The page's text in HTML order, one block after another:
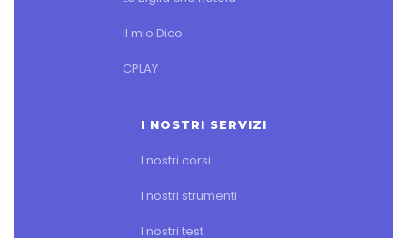
Il mio Dico
CPLAY
I NOSTRI SERVIZI
I nostri corsi
I nostri strumenti
I nostri test